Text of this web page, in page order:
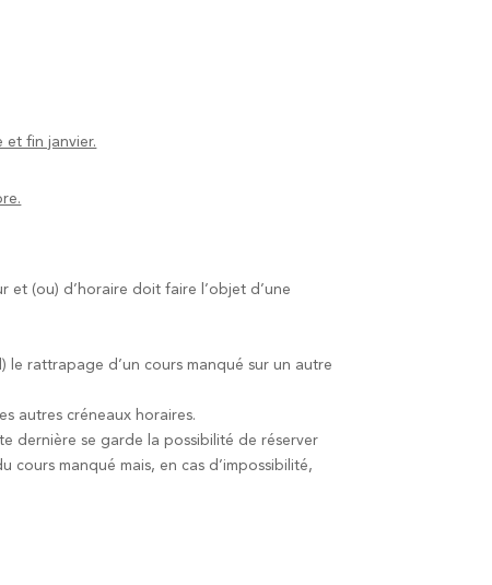
et fin janvier.
et (ou) d’horaire doit faire l’objet d’une
le rattrapage d’un cours manqué sur un autre
autres créneaux horaires.
dernière se garde la possibilité de réserver
manqué mais, en cas d’impossibilité,